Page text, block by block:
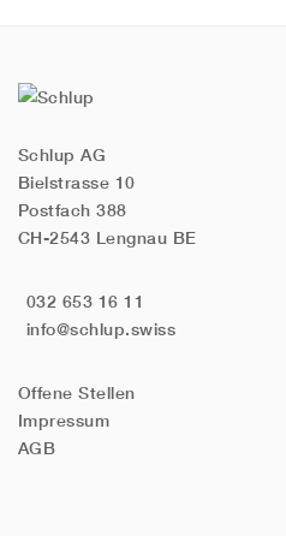
Schlup AG
Bielstrasse 10
Postfach 388
CH-2543 Lengnau BE
032 653 16 11
info@schlup.swiss
Offene Stellen
Impressum
AGB